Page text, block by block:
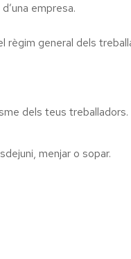
empresa.
règim general dels
dels teus treballadors.
menjar o sopar.